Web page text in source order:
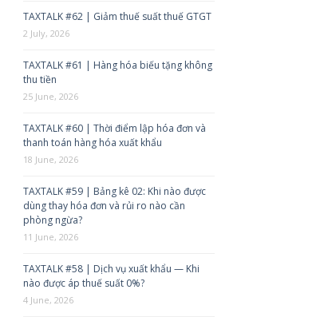
TAXTALK #62 | Giảm thuế suất thuế GTGT
2 July, 2026
TAXTALK #61 | Hàng hóa biếu tặng không
thu tiền
25 June, 2026
TAXTALK #60 | Thời điểm lập hóa đơn và
thanh toán hàng hóa xuất khẩu
18 June, 2026
TAXTALK #59 | Bảng kê 02: Khi nào được
dùng thay hóa đơn và rủi ro nào cần
phòng ngừa?
11 June, 2026
TAXTALK #58 | Dịch vụ xuất khẩu — Khi
nào được áp thuế suất 0%?
4 June, 2026